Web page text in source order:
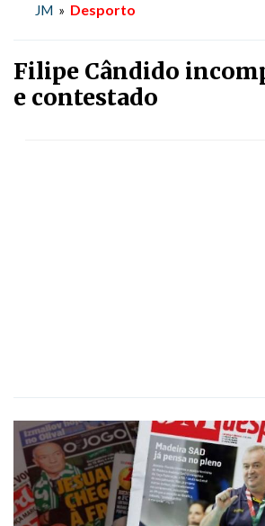
JM » Desporto
Filipe Cândido
e contestado